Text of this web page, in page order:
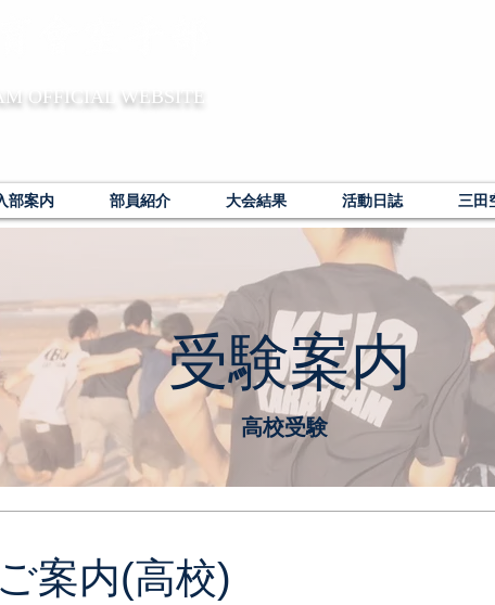
OFFICIAL WEBSITE
部案内 部員紹介 大会結果 活動日誌 三田
高校受験
​受験案内
案内(高校)